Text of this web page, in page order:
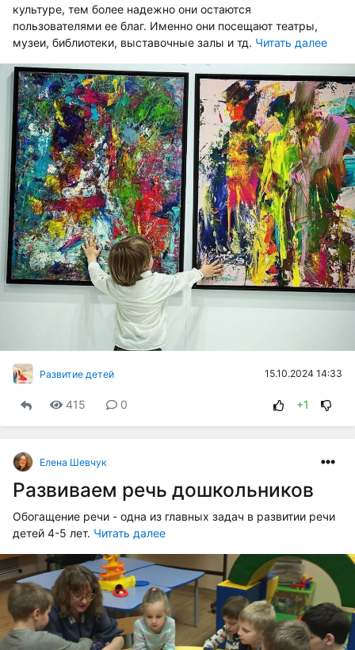
культуре, тем более надежно они остаются
пользователями ее благ. Именно они посещают театры,
музеи, библиотеки, выставочные залы и тд. Читать далее
Развитие детей 15.10.2024 14:33
415 0 +1
Елена Шевчук
Развиваем речь дошкольников
Обогащение речи - одна из главных задач в развитии речи
детей 4-5 лет. Читать далее